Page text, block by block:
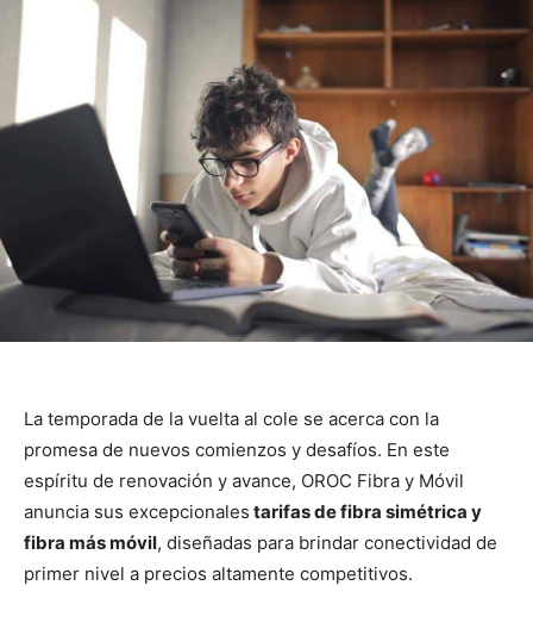
La temporada de la vuelta al cole se acerca con la
promesa de nuevos comienzos y desafíos. En este
espíritu de renovación y avance, OROC Fibra y Móvil
anuncia sus excepcionales tarifas de fibra simétrica y
fibra más móvil, diseñadas para brindar conectividad de
primer nivel a precios altamente competitivos.